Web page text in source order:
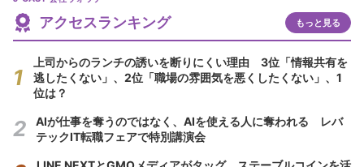
アクセスランキング もっと見る
上司からのランチの誘いを断りにくい理由 3位「情報共有を
逃したくない」、2位「職場の雰囲気を悪くしたくない」、1
位は？
AIが仕事を奪うのではなく、AIを使える人に奪われる レバ
テックIT転職フェアで特別講演会